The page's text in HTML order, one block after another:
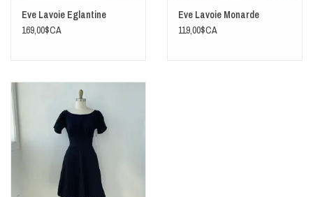
Eve Lavoie Eglantine
169,00$CA
Eve Lavoie Monarde
119,00$CA